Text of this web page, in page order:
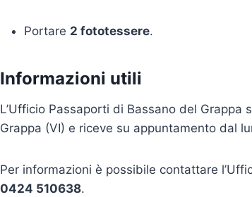
Portare 2 fototessere.
Informazioni utili
L’Ufficio Passaporti di Bassano del Grappa
Grappa (VI) e riceve su appuntamento dal
Per informazioni è possibile contattare
0424 510638.